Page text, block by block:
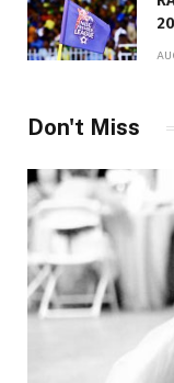
Don't Miss